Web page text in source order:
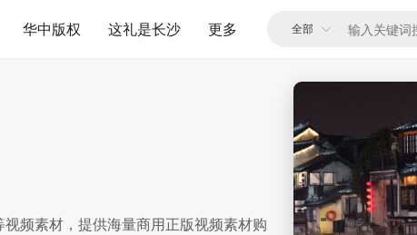
华中版权 这礼是长沙 更多
频素材，提供海量商用正版视频素材购